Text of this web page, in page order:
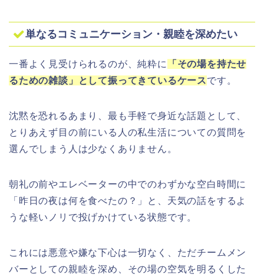
単なるコミュニケーション・親睦を深めたい
一番よく見受けられるのが、純粋に
「その場を持たせ
るための雑談」として振ってきているケースです。
沈黙を恐れるあまり、最も手軽で身近な話題として、
とりあえず目の前にいる人の私生活についての質問を
選んでしまう人は少なくありません。
朝礼の前やエレベーターの中でのわずかな空白時間に
「昨日の夜は何を食べたの？」と、天気の話をするよ
うな軽いノリで投げかけている状態です。
これには悪意や嫌な下心は一切なく、ただチームメン
バーとしての親睦を深め、その場の空気を明るくした